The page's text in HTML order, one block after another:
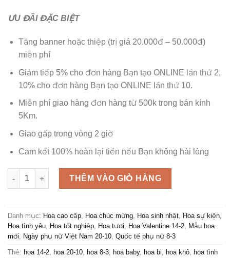
ƯU ĐÃI ĐẶC BIỆT
Tặng banner hoặc thiệp (trị giá 20.000đ – 50.000đ)
miễn phí
Giảm tiếp 5% cho đơn hàng Bạn tạo ONLINE lần thứ 2,
10% cho đơn hàng Bạn tạo ONLINE lần thứ 10.
Miễn phí giao hàng đơn hàng từ 500k trong bán kính
5Km.
Giao gấp trong vòng 2 giờ
Cam kết 100% hoàn lại tiền nếu Bạn không hài lòng
Bó Hoa Bi Tím Siêu To số lượng
THÊM VÀO GIỎ HÀNG
Danh mục: Hoa cao cấp, Hoa chúc mừng, Hoa sinh nhật, Hoa sự kiện,
Hoa tình yêu, Hoa tốt nghiệp, Hoa tươi, Hoa Valentine 14-2, Mẫu hoa
mới, Ngày phụ nữ Việt Nam 20-10, Quốc tế phụ nữ 8-3
Thẻ: hoa 14-2, hoa 20-10, hoa 8-3, hoa baby, hoa bi, hoa khô, hoa tình